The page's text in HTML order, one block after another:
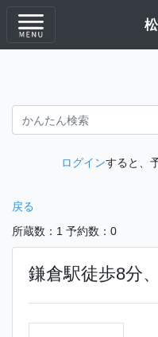
ログインすると、
戻る
所蔵数：1 予約数：0
鎌倉駅徒歩8分